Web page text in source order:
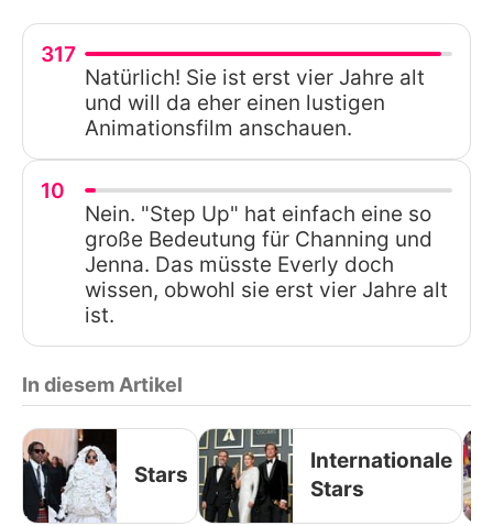
317
Natürlich! Sie ist erst vier Jahre alt
und will da eher einen lustigen
Animationsfilm anschauen.
10
Nein. "Step Up" hat einfach eine so
große Bedeutung für Channing und
Jenna. Das müsste Everly doch
wissen, obwohl sie erst vier Jahre alt
ist.
In diesem Artikel
Stars
Internationale
Stars